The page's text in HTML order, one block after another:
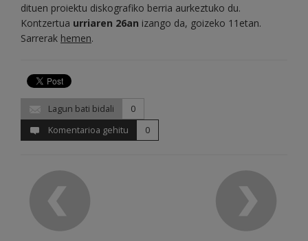
dituen proiektu diskografiko berria aurkeztuko du.
Kontzertua urriaren 26an izango da, goizeko 11etan.
Sarrerak hemen.
Lagun bati bidali
0
Komentarioa gehitu
0